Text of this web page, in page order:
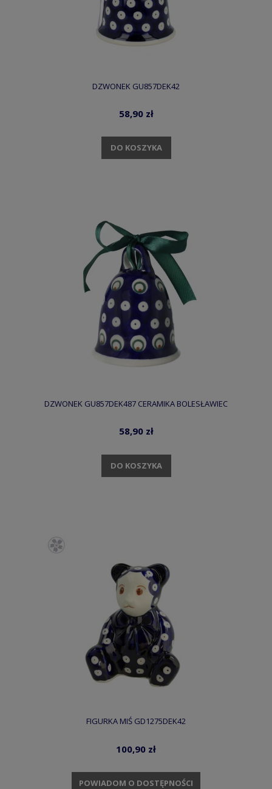
DZWONEK GU857DEK42
58,90 zł
DO KOSZYKA
DZWONEK GU857DEK487 CERAMIKA BOLESŁAWIEC
58,90 zł
DO KOSZYKA
FIGURKA MIŚ GD1275DEK42
100,90 zł
POWIADOM O DOSTĘPNOŚCI